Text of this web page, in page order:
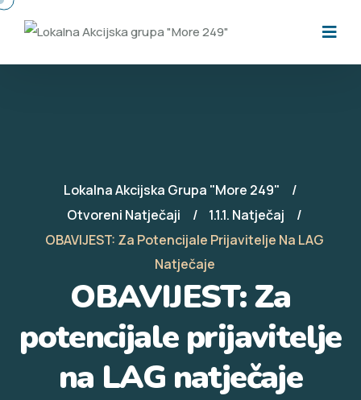
Lokalna Akcijska Grupa "More 249"
Otvoreni Natječaji
1.1.1. Natječaj
OBAVIJEST: Za Potencijale Prijavitelje Na LAG
Natječaje
OBAVIJEST: Za
potencijale prijavitelje
na LAG natječaje